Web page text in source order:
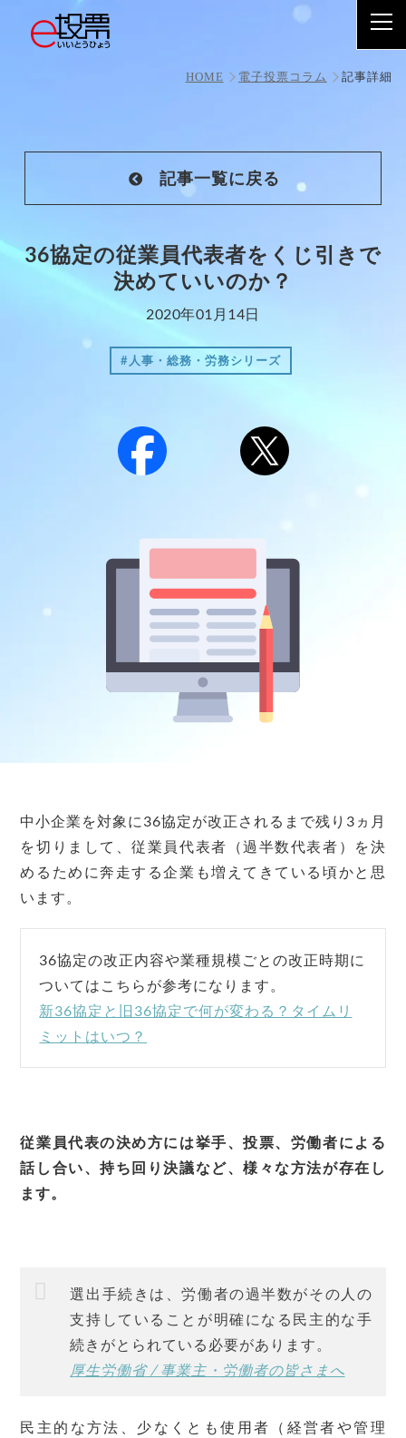
36協定の従業員代表者をくじ引きで決めていいのか？
HOME 電子投票コラム 記事詳細
記事一覧に戻る
36協定の従業員代表者をくじ引きで
決めていいのか？
2020年01月14日
#人事・総務・労務シリーズ
中小企業を対象に36協定が改正されるまで残り3ヵ月
を切りまして、従業員代表者（過半数代表者）を決
めるために奔走する企業も増えてきている頃かと思
います。
36協定の改正内容や業種規模ごとの改正時期に
ついてはこちらが参考になります。
新36協定と旧36協定で何が変わる？タイムリ
ミットはいつ？
従業員代表の決め方には挙手、投票、労働者による
話し合い、持ち回り決議など、様々な方法が存在し
ます。
選出手続きは、労働者の過半数がその人の
支持していることが明確になる民主的な手
続きがとられている必要があります。
厚生労働省 / 事業主・労働者の皆さまへ
民主的な方法、少なくとも使用者（経営者や管理